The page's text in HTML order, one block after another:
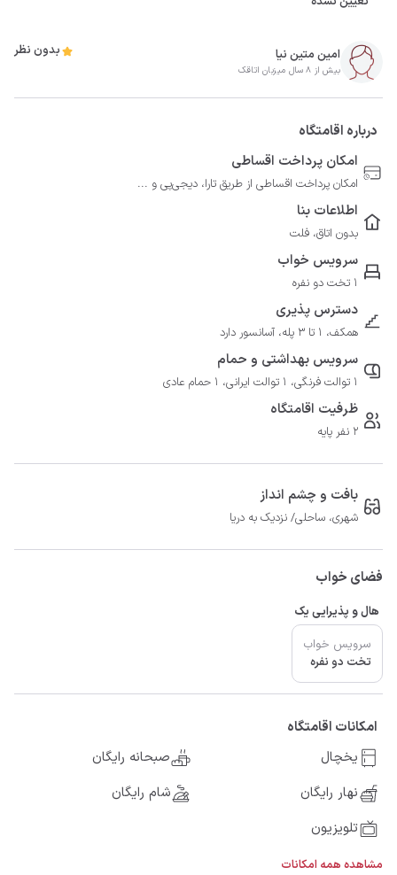
امین متین نیا
بیش از 8 سال میزبان اتاقک
بدون نظر
درباره اقامتگاه
امکان پرداخت اقساطی
امکان پرداخت اقساطی از طریق تارا، دیجی‌پی و ...
اطلاعات بنا
بدون اتاق، فلت
سرویس خواب
1 تخت دو نفره
دسترس پذیری
همکف، 1 تا 3 پله، آسانسور دارد
سرویس بهداشتی و حمام
1 توالت فرنگی، 1 توالت ایرانی، 1 حمام عادی
ظرفیت اقامتگاه
2 نفر پایه
بافت و چشم انداز
شهری، ساحلی/ نزدیک به دریا
فضای خواب
هال و پذیرایی یک
سرویس خواب
تخت دو نفره
امکانات اقامتگاه
یخچال
صبحانه رایگان
نهار رایگان
شام رایگان
تلویزیون
مشاهده همه امکانات